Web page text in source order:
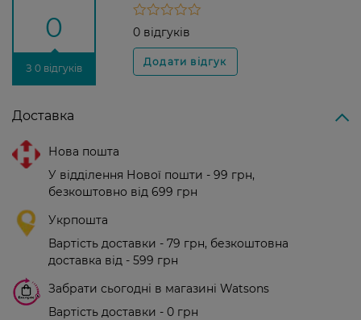
0
З 0 відгуків
0 відгуків
Доставка
Нова пошта
У відділення Нової пошти - 99 грн,
безкоштовно від 699 грн
Укрпошта
Вартість доставки - 79 грн, безкоштовна
доставка від - 599 грн
Забрати сьогодні в магазині Watsons
Вартість доставки - 0 грн